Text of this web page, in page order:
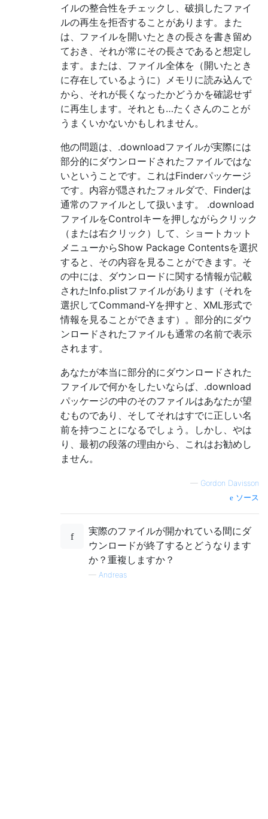
イルの整合性をチェックし、破損したファイ
ルの再生を拒否することがあります。また
は、ファイルを開いたときの長さを書き留め
ておき、それが常にその長さであると想定し
ます。または、ファイル全体を（開いたとき
に存在しているように）メモリに読み込んで
から、それが長くなったかどうかを確認せず
に再生します。それとも…たくさんのことが
うまくいかないかもしれません。
他の問題は、.downloadファイルが実際には
部分的にダウンロードされたファイルではな
いということです。これはFinderパッケージ
です。内容が隠されたフォルダで、Finderは
通常のファイルとして扱います。 .download
ファイルをControlキーを押しながらクリック
（または右クリック）して、ショートカット
メニューからShow Package Contentsを選択
すると、その内容を見ることができます。そ
の中には、ダウンロードに関する情報が記載
されたInfo.plistファイルがあります（それを
選択してCommand-Yを押すと、XML形式で
情報を見ることができます）。部分的にダウ
ンロードされたファイルも通常の名前で表示
されます。
あなたが本当に部分的にダウンロードされた
ファイルで何かをしたいならば、.download
パッケージの中のそのファイルはあなたが望
むものであり、そしてそれはすでに正しい名
前を持つことになるでしょう。しかし、やは
り、最初の段落の理由から、これはお勧めし
ません。
— Gordon Davisson
ソース
実際のファイルが開かれている間にダ
ウンロードが終了するとどうなります
か？重複しますか？
— Andreas